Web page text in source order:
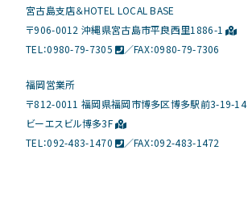
宮古島支店＆HOTEL LOCAL BASE
〒906-0012 沖縄県宮古島市平良西里1886-1
TEL：0980-79-7305 ／FAX：0980-79-7306
福岡営業所
〒812-0011 福岡県福岡市博多区博多駅前3-19-14
ビーエスビル博多3F
TEL：092-483-1470 ／FAX：092-483-1472